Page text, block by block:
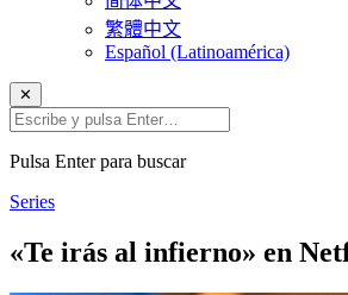
繁體中文
Español (Latinoamérica)
✕
Pulsa Enter para buscar
Series
«Te irás al infierno» en